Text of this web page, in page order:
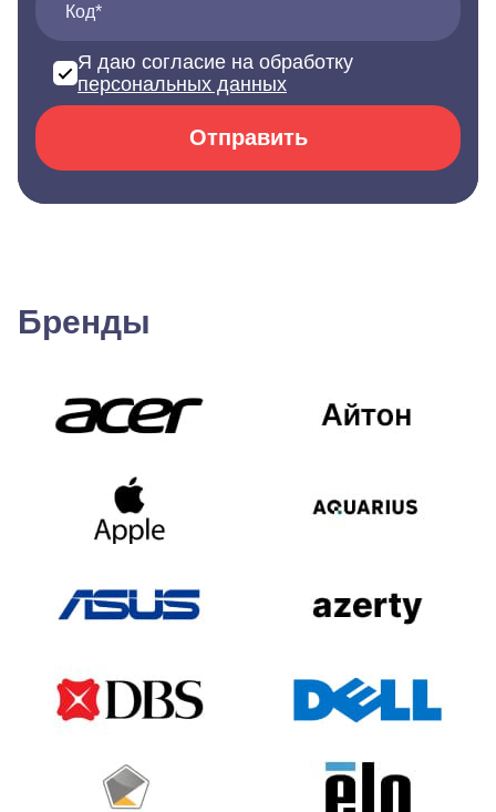
Код*
Я даю согласие на обработку
персональных данных
Отправить
Бренды